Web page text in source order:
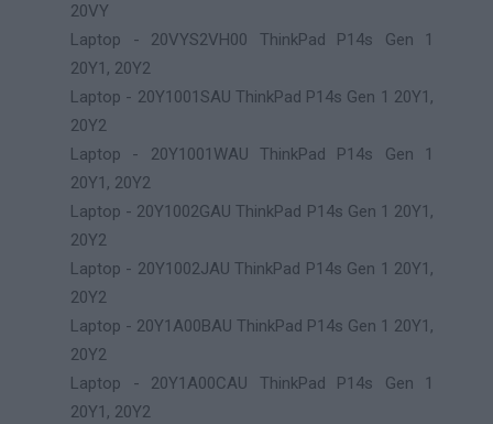
20VY
Laptop - 20VYS2VH00 ThinkPad P14s Gen 1
20Y1, 20Y2
Laptop - 20Y1001SAU ThinkPad P14s Gen 1 20Y1,
20Y2
Laptop - 20Y1001WAU ThinkPad P14s Gen 1
20Y1, 20Y2
Laptop - 20Y1002GAU ThinkPad P14s Gen 1 20Y1,
20Y2
Laptop - 20Y1002JAU ThinkPad P14s Gen 1 20Y1,
20Y2
Laptop - 20Y1A00BAU ThinkPad P14s Gen 1 20Y1,
20Y2
Laptop - 20Y1A00CAU ThinkPad P14s Gen 1
20Y1, 20Y2